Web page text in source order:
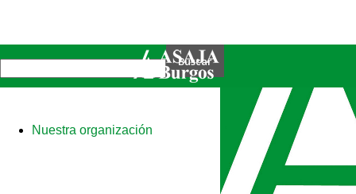
Nuestra organización